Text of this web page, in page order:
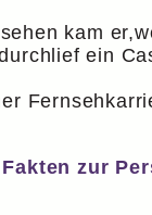
kam
ein
zur